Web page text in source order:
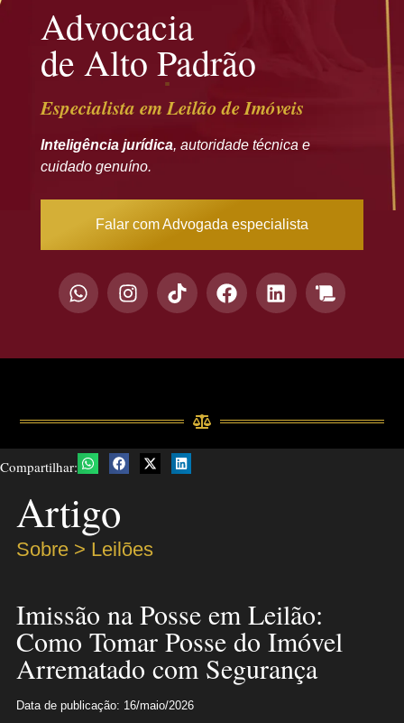
Advocacia
de Alto Padrão
Especialista em Leilão de Imóveis
Inteligência jurídica, autoridade técnica e
cuidado genuíno.
Falar com Advogada especialista
Compartilhar:
Artigo
Sobre > Leilões
Imissão na Posse em Leilão:
Como Tomar Posse do Imóvel
Arrematado com Segurança
Data de publicação: 16/maio/2026